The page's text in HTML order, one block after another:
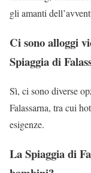
gli amanti
Ci sono alloggi
Spiaggia di
Sì, ci sono diverse
Falassarna, tra cui
esigenze.
La Spiaggia di